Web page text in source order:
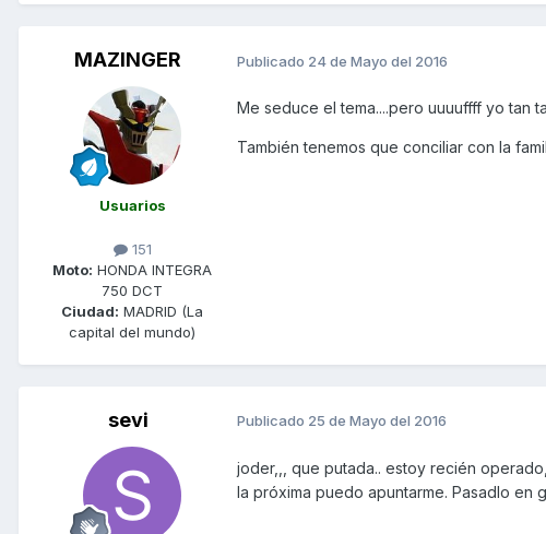
MAZINGER
Usuarios
151
Moto: HONDA INTEGRA
750 DCT
Ciudad: MADRID (La
capital del mundo)
Publicado 24 de Mayo del 2016
Me seduce el tema....pero uuuuffff yo tan
También tenemos que conciliar con la
sevi Publicado 25 de Mayo del 2016
joder,,, que putada.. estoy recién
la próxima puedo apuntarme. Pasadlo en